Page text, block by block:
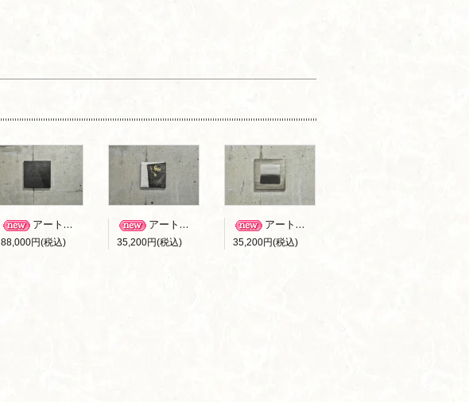
アートパネル B-010
88,000円(税込)
アートパネル B-001
35,200円(税込)
アートパネル B-002
35,200円(税込)